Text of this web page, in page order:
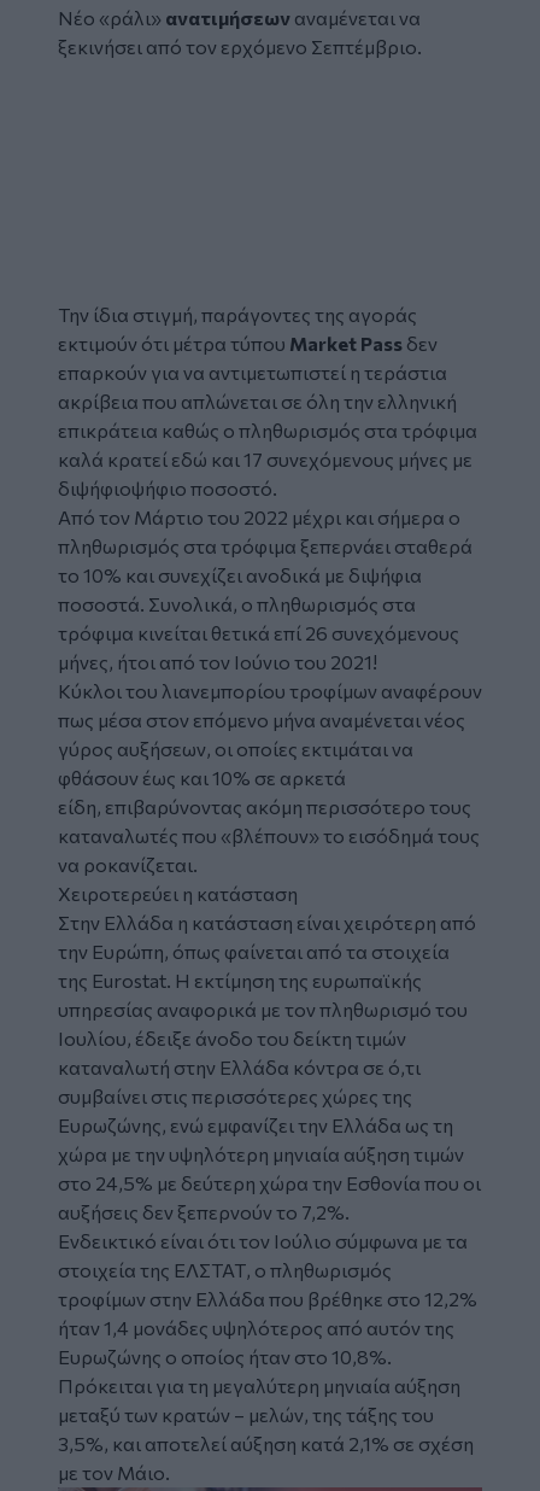
Νέο «ράλι» ανατιμήσεων αναμένεται να
ξεκινήσει από τον ερχόμενο Σεπτέμβριο.
Την ίδια στιγμή, παράγοντες της αγοράς
εκτιμούν ότι μέτρα τύπου Market Pass δεν
επαρκούν για να αντιμετωπιστεί η τεράστια
ακρίβεια που απλώνεται σε όλη την ελληνική
επικράτεια καθώς ο πληθωρισμός στα τρόφιμα
καλά κρατεί εδώ και 17 συνεχόμενους μήνες με
διψήφιοψήφιο ποσοστό.
Από τον Μάρτιο του 2022 μέχρι και σήμερα ο
πληθωρισμός στα τρόφιμα ξεπερνάει σταθερά
το 10% και συνεχίζει ανοδικά με διψήφια
ποσοστά. Συνολικά, ο πληθωρισμός στα
τρόφιμα κινείται θετικά επί 26 συνεχόμενους
μήνες, ήτοι από τον Ιούνιο του 2021!
Κύκλοι του λιανεμπορίου τροφίμων αναφέρουν
πως μέσα στον επόμενο μήνα αναμένεται νέος
γύρος αυξήσεων, οι οποίες εκτιμάται να
φθάσουν έως και 10% σε αρκετά
είδη, επιβαρύνοντας ακόμη περισσότερο τους
καταναλωτές που «βλέπουν» το εισόδημά τους
να ροκανίζεται.
Χειροτερεύει η κατάσταση
Στην Ελλάδα η κατάσταση είναι χειρότερη από
την Ευρώπη, όπως φαίνεται από τα στοιχεία
της Eurostat. Η εκτίμηση της ευρωπαϊκής
υπηρεσίας αναφορικά με τον πληθωρισμό του
Ιουλίου, έδειξε άνοδο του δείκτη τιμών
καταναλωτή στην Ελλάδα κόντρα σε ό,τι
συμβαίνει στις περισσότερες χώρες της
Ευρωζώνης, ενώ εμφανίζει την Ελλάδα ως τη
χώρα με την υψηλότερη μηνιαία αύξηση τιμών
στο 24,5% με δεύτερη χώρα την Εσθονία που οι
αυξήσεις δεν ξεπερνούν το 7,2%.
Ενδεικτικό είναι ότι τον Ιούλιο σύμφωνα με τα
στοιχεία της ΕΛΣΤΑΤ, ο πληθωρισμός
τροφίμων στην Ελλάδα που βρέθηκε στο 12,2%
ήταν 1,4 μονάδες υψηλότερος από αυτόν της
Ευρωζώνης ο οποίος ήταν στο 10,8%.
Πρόκειται για τη μεγαλύτερη μηνιαία αύξηση
μεταξύ των κρατών – μελών, της τάξης του
3,5%, και αποτελεί αύξηση κατά 2,1% σε σχέση
με τον Μάιο.